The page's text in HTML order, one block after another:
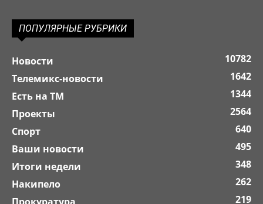
ПОПУЛЯРНЫЕ РУБРИКИ
Новости
10782
Телемикс-новости
1642
Есть на ТМ
1344
Проекты
2564
Спорт
640
Ваши новости
495
Итоги недели
348
Накипело
262
219